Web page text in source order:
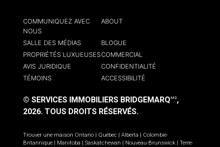
COMMUNIQUEZ AVEC
NOUS
ABOUT
SALLE DES MÉDIAS
BLOGUE
PROPRIÉTÉS LUXUEUSESCOMMERCIAL
AVIS JURIDIQUE
CONFIDENTIALITÉ
TÉMOINS
ACCESSIBILITÉ
© SERVICES IMMOBILIERS BRIDGEMARQ MD,
2026. TOUS DROITS RÉSERVÉS.
Trouver une maison Ontario Québec Alberta
Colombie-
Britannique
Manitoba Saskatchewan Nouveau-Brunswick
Terre-